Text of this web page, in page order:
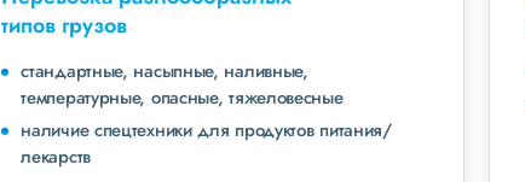
типов грузов
стандартные, насыпные, наливные,
температурные, опасные, тяжеловесные
наличие спецтехники для продуктов питания/
лекарств